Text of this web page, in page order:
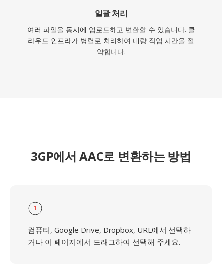
일괄 처리
여러 파일을 동시에 업로드하고 변환할 수 있습니다. 클
라우드 인프라가 병렬로 처리하여 대량 작업 시간을 절
약합니다.
3GP에서 AAC로 변환하는 방법
1
컴퓨터, Google Drive, Dropbox, URL에서 선택하
거나 이 페이지에서 드래그하여 선택해 주세요.